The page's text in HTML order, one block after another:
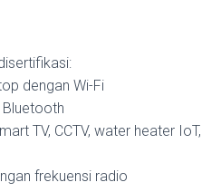
dengan Wi-Fi
TV, CCTV, water heater IoT,
frekuensi radio